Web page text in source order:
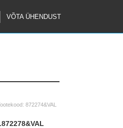
VÕTA ÜHENDUST
872274&VAL
872278&VAL